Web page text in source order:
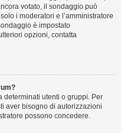
votato, il sondaggio può
i moderatori e l’amministratore
è impostato
opzioni, contatta
determinati utenti o gruppi. Per
aver bisogno di autorizzazioni
possono concedere.